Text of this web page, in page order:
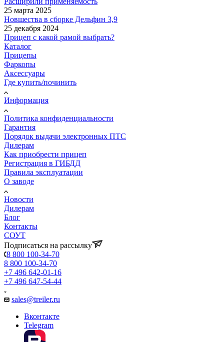
25 марта 2025
Новшества в сборке Дельфин 3,9
25 декабря 2024
Прицеп с какой рамой выбрать?
Каталог
Прицепы
Фаркопы
Аксессуары
Где купить/починить
Информация
Политика конфиденциальности
Гарантия
Порядок выдачи электронных ПТС
Дилерам
Как приобрести прицеп
Регистрация в ГИБДД
Правила эксплуатации
О заводе
Новости
Дилерам
Блог
Контакты
СОУТ
Подписаться на рассылку
8 800 100-34-70
8 800 100-34-70
+7 496 642-01-16
+7 496 647-54-44
sales@treiler.ru
Вконтакте
Telegram